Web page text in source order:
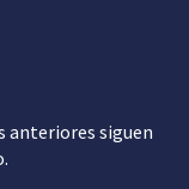
anteriores siguen